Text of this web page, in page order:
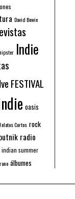
David Bowie
Indie
FESTIVAL
oasis
Cortos rock
radio
indian summer
álbumes